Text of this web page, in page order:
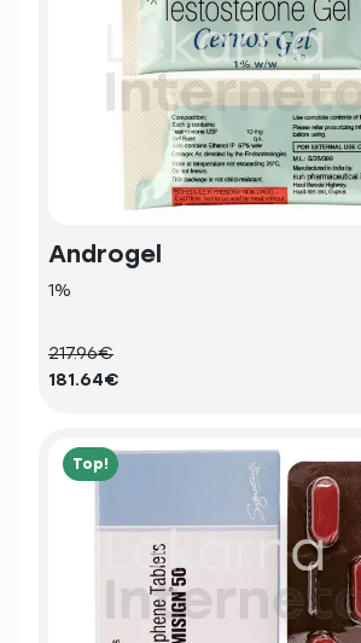
Androgel
1%
217.96€
181.64€
Top!